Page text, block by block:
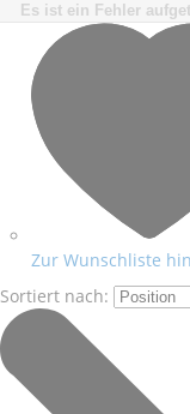
Es ist ein Fehler
Zur Wunschliste
Sortiert nach: